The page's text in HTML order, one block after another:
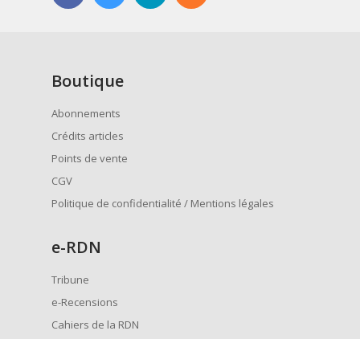
Boutique
Abonnements
Crédits articles
Points de vente
CGV
Politique de confidentialité / Mentions légales
e-RDN
Tribune
e-Recensions
Cahiers de la RDN